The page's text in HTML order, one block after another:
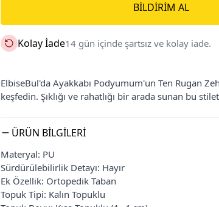
BILDIRIM AL
Kolay İade14 gün içinde şartsız ve kolay iade.
ElbiseBul'da Ayakkabı Podyumum'un Ten Rugan
keşfedin. Şıklığı ve rahatlığı bir arada sunan bu
ÜRÜN BILGILERI
Materyal: PU
Sürdürülebilirlik Detayı: Hayır
Ek Özellik: Ortopedik Taban
Topuk Tipi: Kalın Topuklu